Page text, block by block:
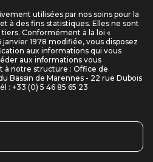
utilisées par nos soins pour la
à des fins statistiques. Elles ne sont
Conformément à la loi «
1978 modifiée, vous disposez
aux informations qui vous
aux informations vous
à notre structure : Office de
Bassin de Marennes - 22 rue Dubois
: +33 (0) 5 46 85 65 23